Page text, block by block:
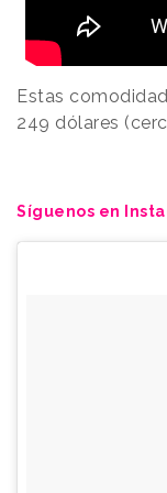
Estas
249 dólares
Síguenos en